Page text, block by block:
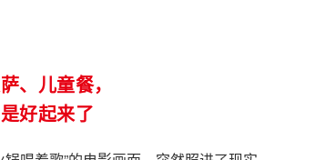
、儿童餐，
好起来了